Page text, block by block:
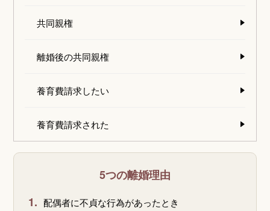
共同親権
離婚後の共同親権
養育費請求したい
養育費請求された
5つの離婚理由
1. 配偶者に不貞な行為があったとき